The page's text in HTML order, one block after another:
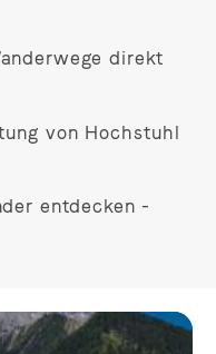
direkt
von Hochstuhl
entdecken -